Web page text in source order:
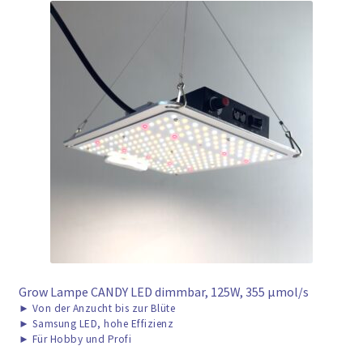
Grow Lampe CANDY LED dimmbar, 125W, 355 μmol/s
► Von der Anzucht bis zur Blüte
► Samsung LED, hohe Effizienz
► Für Hobby und Profi